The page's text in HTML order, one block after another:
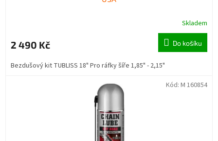
Skladem
2 490 Kč Do košíku
Bezdušový kit TUBLISS 18" Pro ráfky šíře 1,85" - 2,15"
Kód: M 160854